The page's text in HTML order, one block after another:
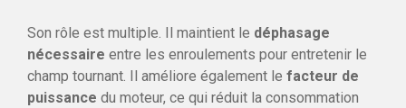
Son rôle est multiple. Il maintient le déphasage
nécessaire entre les enroulements pour entretenir le
champ tournant. Il améliore également le facteur de
puissance du moteur, ce qui réduit la consommation